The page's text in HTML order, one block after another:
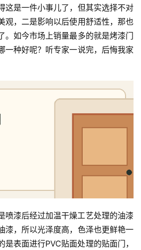
这是一件小事儿了，但其实选择不对
观，二是影响以后使用舒适性，那也
。如今市场上销量最多的就是烤漆门
一种好呢？听专家一说完，后悔我家
喷漆后经过加温干燥工艺处理的油漆
漆，所以光泽度高，色泽也更鲜艳一
表面进行PVC贴面处理的贴面门，